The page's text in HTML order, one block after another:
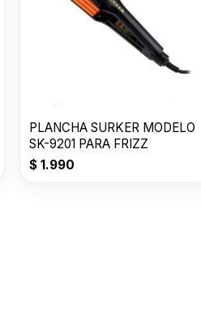
PLANCHA SURKER MODELO
SK-9201 PARA FRIZZ
$ 1.990